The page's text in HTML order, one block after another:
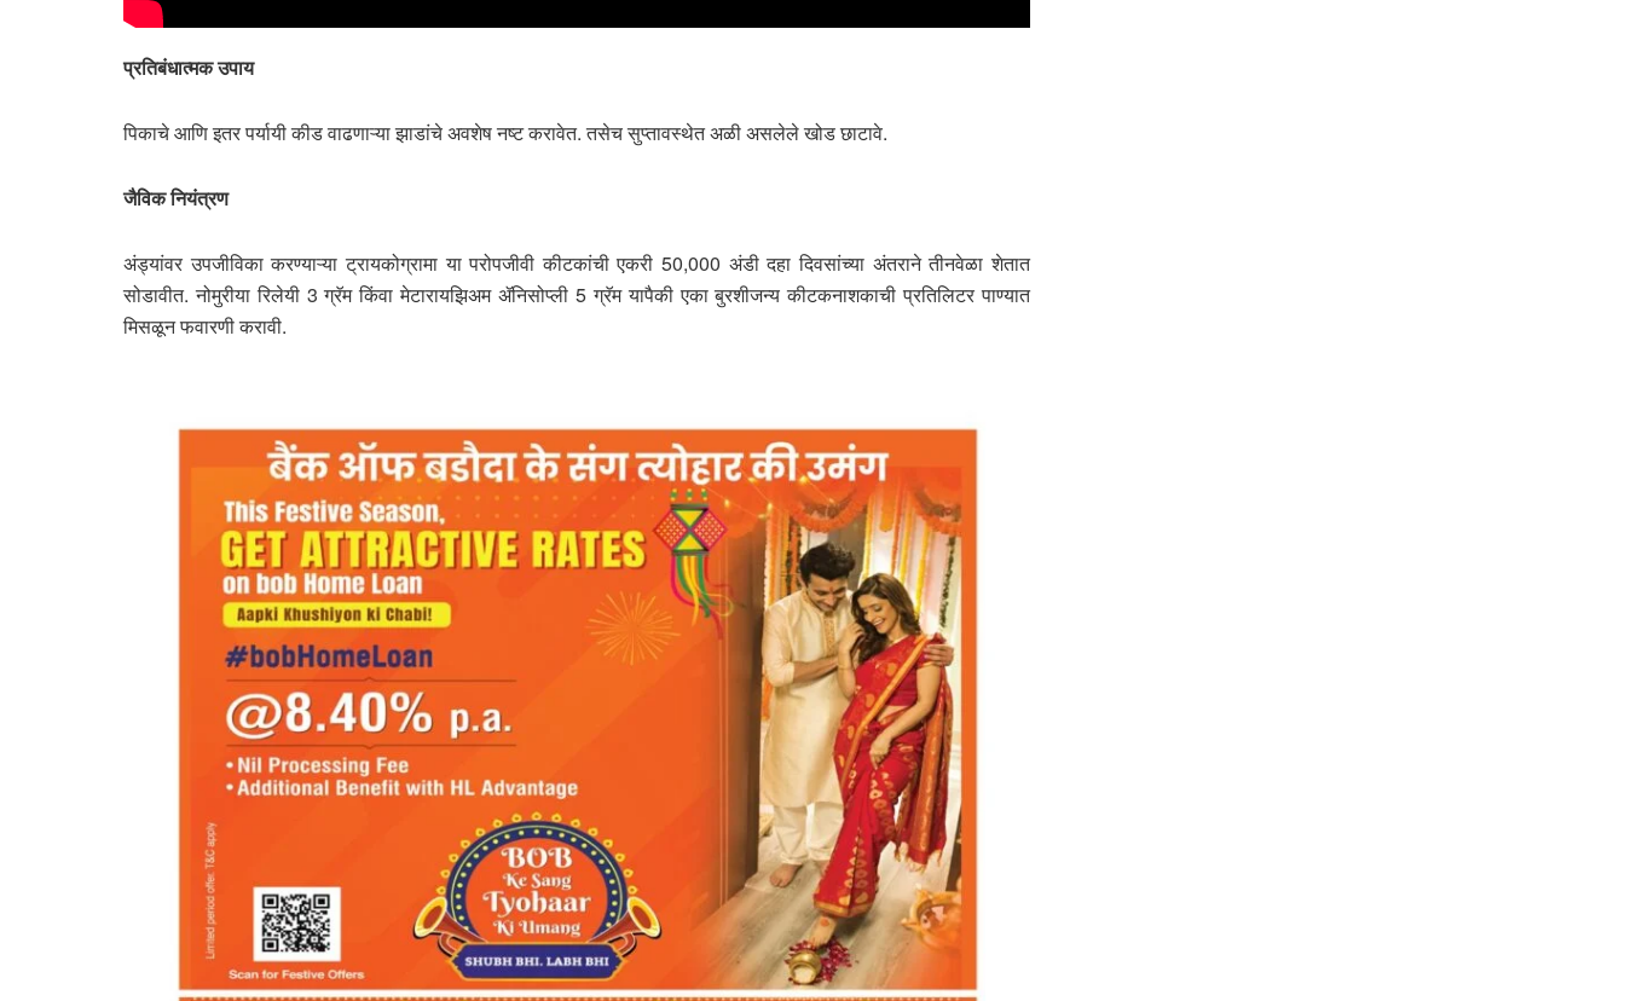
प्रतिबंधात्मक उपाय
पिकाचे आणि इतर पर्यायी कीड वाढणाऱ्या झाडांचे अवशेष नष्ट करावेत. तसेच सुप्तावस्थेत अळी असलेले खोड छाटावे.
जैविक नियंत्रण
अंड्यांवर उपजीविका करण्याऱ्या ट्रायकोग्रामा या परोपजीवी कीटकांची एकरी 50,000 अंडी दहा दिवसांच्या अंतराने तीनवेळा शेतात
सोडावीत. नोमुरीया रिलेयी 3 ग्रॅम किंवा मेटारायझिअम ॲनिसोप्ली 5 ग्रॅम यापैकी एका बुरशीजन्य कीटकनाशकाची प्रतिलिटर पाण्यात
मिसळून फवारणी करावी.